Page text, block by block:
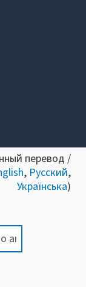
перевод /
, Русский,
Українська)